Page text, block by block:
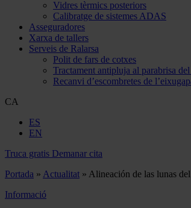
Vidres tèrmics posteriors
Calibratge de sistemes ADAS
Asseguradores
Xarxa de tallers
Serveis de Ralarsa
Polit de fars de cotxes
Tractament antipluja al parabrisa
Recanvi d’escombretes de
CA
ES
EN
Truca gratis Demanar cita
Portada » Actualitat » Alineación de las lunas
Informació